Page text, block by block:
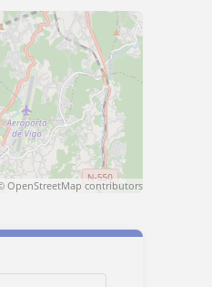
OpenStreetMap contributors